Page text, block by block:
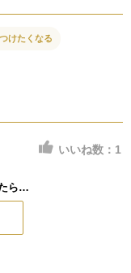
けたくなる
いいね数： 1
ら…